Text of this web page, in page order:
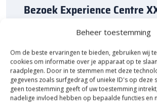
Beheer toestemming
Om de beste ervaringen te bieden, gebruiken wij
cookies om informatie over je apparaat op te
raadplegen. Door in te stemmen met deze
gegevens zoals surfgedrag of unieke ID's op deze
geen toestemming geeft of uw toestemming
nadelige invloed hebben op bepaalde functies en
Bezoek Experience Centre
Bijna het gehele Kijlstra assortiment
prachtige Heerde.
★ 2.500m² Experience Centre XXL in
Kom gezellig langs!